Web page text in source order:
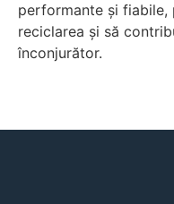
performante și
reciclarea și să
înconjurător.